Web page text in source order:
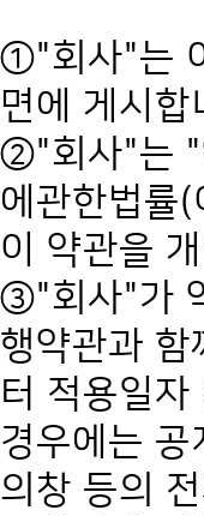
①"회사"는
면에 게시합
②"회사"는 "
에관한법률
이 약관을
③"회사"가
행약관과
터 적용일
경우에는
의창 등의